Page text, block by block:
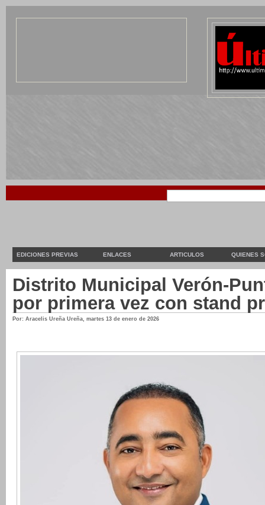
EDICIONES PREVIAS ENLACES ARTICULOS QUIENES
Distrito Municipal Verón-
por primera vez con stand
Por: Aracelis Ureña Ureña, martes 13 de enero de 2026